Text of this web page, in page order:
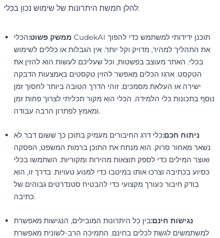
להלן חמשת היתרונות של שימוש נכון בכלי:
ממשק פשוט:הכלי CudekAI תוכנן ידידותי למשתמש כדי להפוך
את התהליך למהיר, מדויק וקל יותר. אין הגבלות או כללים לשימוש
בכלי. האתר מעוצב בפשטות, וכל שעליכם לעשות הוא להזין את
הטקסט. ארגז הכלים מאפשר להזין טקסטים באמצעות הדבקה
ישירה או העלאת מסמכים. זוהי הדרך הטובה ביותר לחסוך זמן
נוסף בתכונות כלי הלמידה. הכלי הוא מקור תכליתי לצרוך פחות זמן
ומאמץ לפתרון הרבה עבודה.
ניתוח חכם:כלי דרג החיבורים מעמיק בתוכן כך ששום דבר לא
נשאר מאחור סרוק. הוא מנתח את התוכן ברמות המשפט, הפסקה
ואוצר המילים כדי לספק תוצאות מהירות ומקוריות. השתמשו בכלי
כסיוע בכתיבה וצרכו אותו במיטבו כדי למנוע טעויות. בדרך זו, הוא
בודק חיבור כעורך מקצועי כדי להבטיח סטנדרטים גבוהים של
כתיבה.
נגישות חינם:בין כל היתרונות המובילים, הנגישות מאפשרת
למשתמשים לגשת לכלים בחינם. התמיכה הרב-לשונית מאפשרת